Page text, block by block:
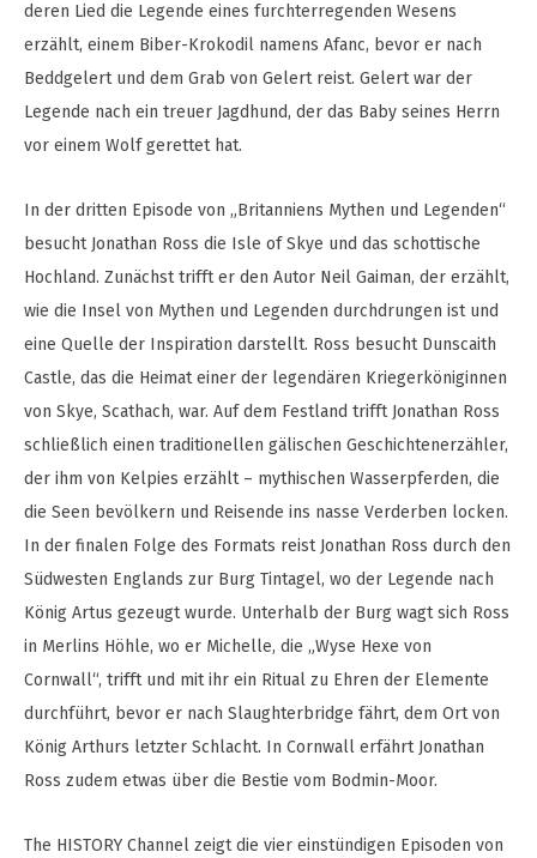
deren Lied die Legende eines furchterregenden Wesens
erzählt, einem Biber-Krokodil namens Afanc, bevor er nach
Beddgelert und dem Grab von Gelert reist. Gelert war der
Legende nach ein treuer Jagdhund, der das Baby seines Herrn
vor einem Wolf gerettet hat.
In der dritten Episode von „Britanniens Mythen und Legenden“
besucht Jonathan Ross die Isle of Skye und das schottische
Hochland. Zunächst trifft er den Autor Neil Gaiman, der erzählt,
wie die Insel von Mythen und Legenden durchdrungen ist und
eine Quelle der Inspiration darstellt. Ross besucht Dunscaith
Castle, das die Heimat einer der legendären Kriegerköniginnen
von Skye, Scathach, war. Auf dem Festland trifft Jonathan Ross
schließlich einen traditionellen gälischen Geschichtenerzähler,
der ihm von Kelpies erzählt – mythischen Wasserpferden, die
die Seen bevölkern und Reisende ins nasse Verderben locken.
In der finalen Folge des Formats reist Jonathan Ross durch den
Südwesten Englands zur Burg Tintagel, wo der Legende nach
König Artus gezeugt wurde. Unterhalb der Burg wagt sich Ross
in Merlins Höhle, wo er Michelle, die „Wyse Hexe von
Cornwall“, trifft und mit ihr ein Ritual zu Ehren der Elemente
durchführt, bevor er nach Slaughterbridge fährt, dem Ort von
König Arthurs letzter Schlacht. In Cornwall erfährt Jonathan
Ross zudem etwas über die Bestie vom Bodmin-Moor.
The HISTORY Channel zeigt die vier einstündigen Episoden von